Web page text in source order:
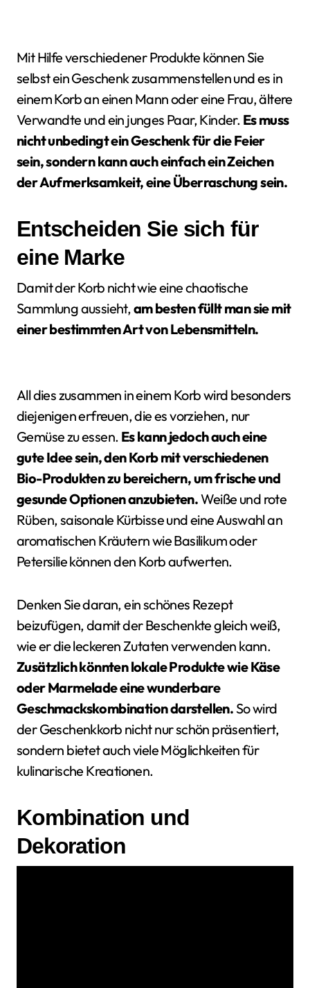
Mit Hilfe verschiedener Produkte können Sie
selbst ein Geschenk zusammenstellen und es in
einem Korb an einen Mann oder eine Frau, ältere
Verwandte und ein junges Paar, Kinder. Es muss
nicht unbedingt ein Geschenk für die Feier
sein, sondern kann auch einfach ein Zeichen
der Aufmerksamkeit, eine Überraschung sein.
Entscheiden Sie sich für
eine Marke
Damit der Korb nicht wie eine chaotische
Sammlung aussieht,am besten füllt man sie mit
einer bestimmten Art von Lebensmitteln.
All dies zusammen in einem Korb wird besonders
diejenigen erfreuen, die es vorziehen, nur
Gemüse zu essen. Es kann jedoch auch eine
gute Idee sein, den Korb mit verschiedenen
Bio-Produkten zu bereichern, um frische und
gesunde Optionen anzubieten.Weiße und rote
Rüben, saisonale Kürbisse und eine Auswahl an
aromatischen Kräutern wie Basilikum oder
Petersilie können den Korb aufwerten.
Denken Sie daran, ein schönes Rezept
beizufügen, damit der Beschenkte gleich weiß,
wie er die leckeren Zutaten verwenden kann.
Zusätzlich könnten lokale Produkte wie Käse
oder Marmelade eine wunderbare
Geschmackskombination darstellen.So wird
der Geschenkkorb nicht nur schön präsentiert,
sondern bietet auch viele Möglichkeiten für
kulinarische Kreationen.
Kombination und
Dekoration